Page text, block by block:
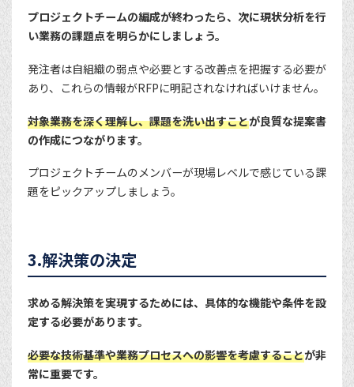
プロジェクトチームの編成が終わったら、次に現状分析を行
い業務の課題点を明らかにしましょう。
発注者は自組織の弱点や必要とする改善点を把握する必要が
あり、これらの情報がRFPに明記されなければいけません。
対象業務を深く理解し、課題を洗い出すことが良質な提案書
の作成につながります。
プロジェクトチームのメンバーが現場レベルで感じている課
題をピックアップしましょう。
3.解決策の決定
求める解決策を実現するためには、具体的な機能や条件を設
定する必要があります。
必要な技術基準や業務プロセスへの影響を考慮することが非
常に重要です。